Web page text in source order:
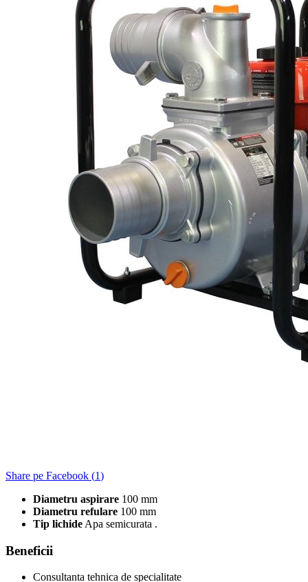
Share pe Facebook (1)
Diametru aspirare 100 mm
Diametru refulare 100 mm
Tip lichide Apa semicurata .
Beneficii
Consultanta tehnica de specialitate